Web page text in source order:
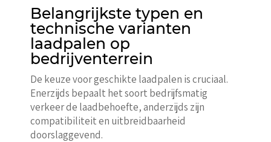
Belangrijkste typen en
technische varianten
laadpalen op
bedrijventerrein
De keuze voor geschikte laadpalen is cruciaal.
Enerzijds bepaalt het soort bedrijfsmatig
verkeer de laadbehoefte, anderzijds zijn
compatibiliteit en uitbreidbaarheid
doorslaggevend.